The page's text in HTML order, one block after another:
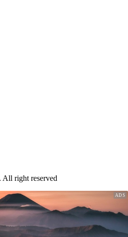
right reserved